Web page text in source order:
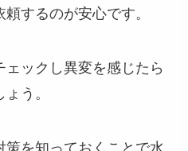
するのが安心です。
ェックし異変を感じたら
う。